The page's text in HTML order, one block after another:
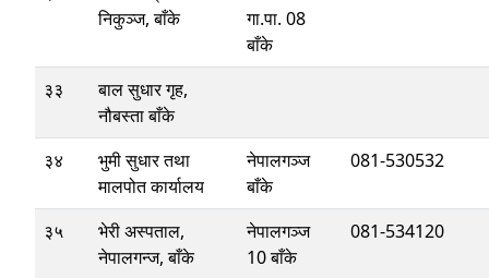
निकुञ्‍ज, बाँके
गा.पा. 08
बाँके
३३
बाल सुधार गृह,
नौबस्ता बाँके
३४
भुमी सुधार तथा
मालपोत कार्यालय
नेपालगञ्ज
बाँके
081-530532
३५
भेरी अस्पताल,
नेपालगन्ज, बाँके
नेपालगञ्ज
10 बाँके
081-534120